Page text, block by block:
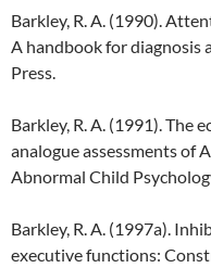
Barkley, R. A. (1990).
A handbook for diagnosis
Press.
Barkley, R. A. (1991). The
analogue assessments of
Abnormal Child
Barkley, R. A. (1997a).
executive functions: